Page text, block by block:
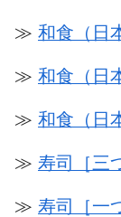
≫ 和食（日
≫ 和食（日
≫ 和食（日
≫ 寿司［
≫ 寿司［一